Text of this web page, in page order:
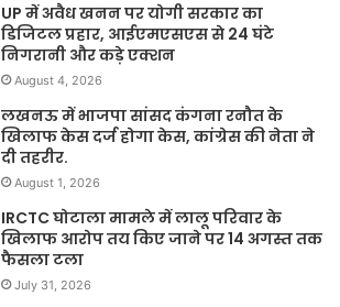
UP में अवैध खनन पर योगी सरकार का
डिजिटल प्रहार, आईएमएसएस से 24 घंटे
निगरानी और कड़े एक्शन
August 4, 2026
लखनऊ में भाजपा सांसद कंगना रनौत के
खिलाफ केस दर्ज होगा केस, कांग्रेस की नेता ने
दी तहरीर.
August 1, 2026
IRCTC घोटाला मामले में लालू परिवार के
खिलाफ आरोप तय किए जाने पर 14 अगस्त तक
फैसला टला
July 31, 2026